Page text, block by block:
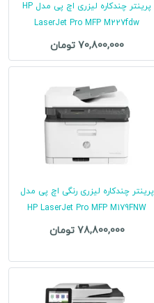
پرینتر چندکاره لیزری اچ پی مدل HP
LaserJet Pro MFP M227fdw
70,800,000 تومان
پرینتر چندکاره لیزری رنگی اچ پی مدل
HP LaserJet Pro MFP M179FNW
78,800,000 تومان